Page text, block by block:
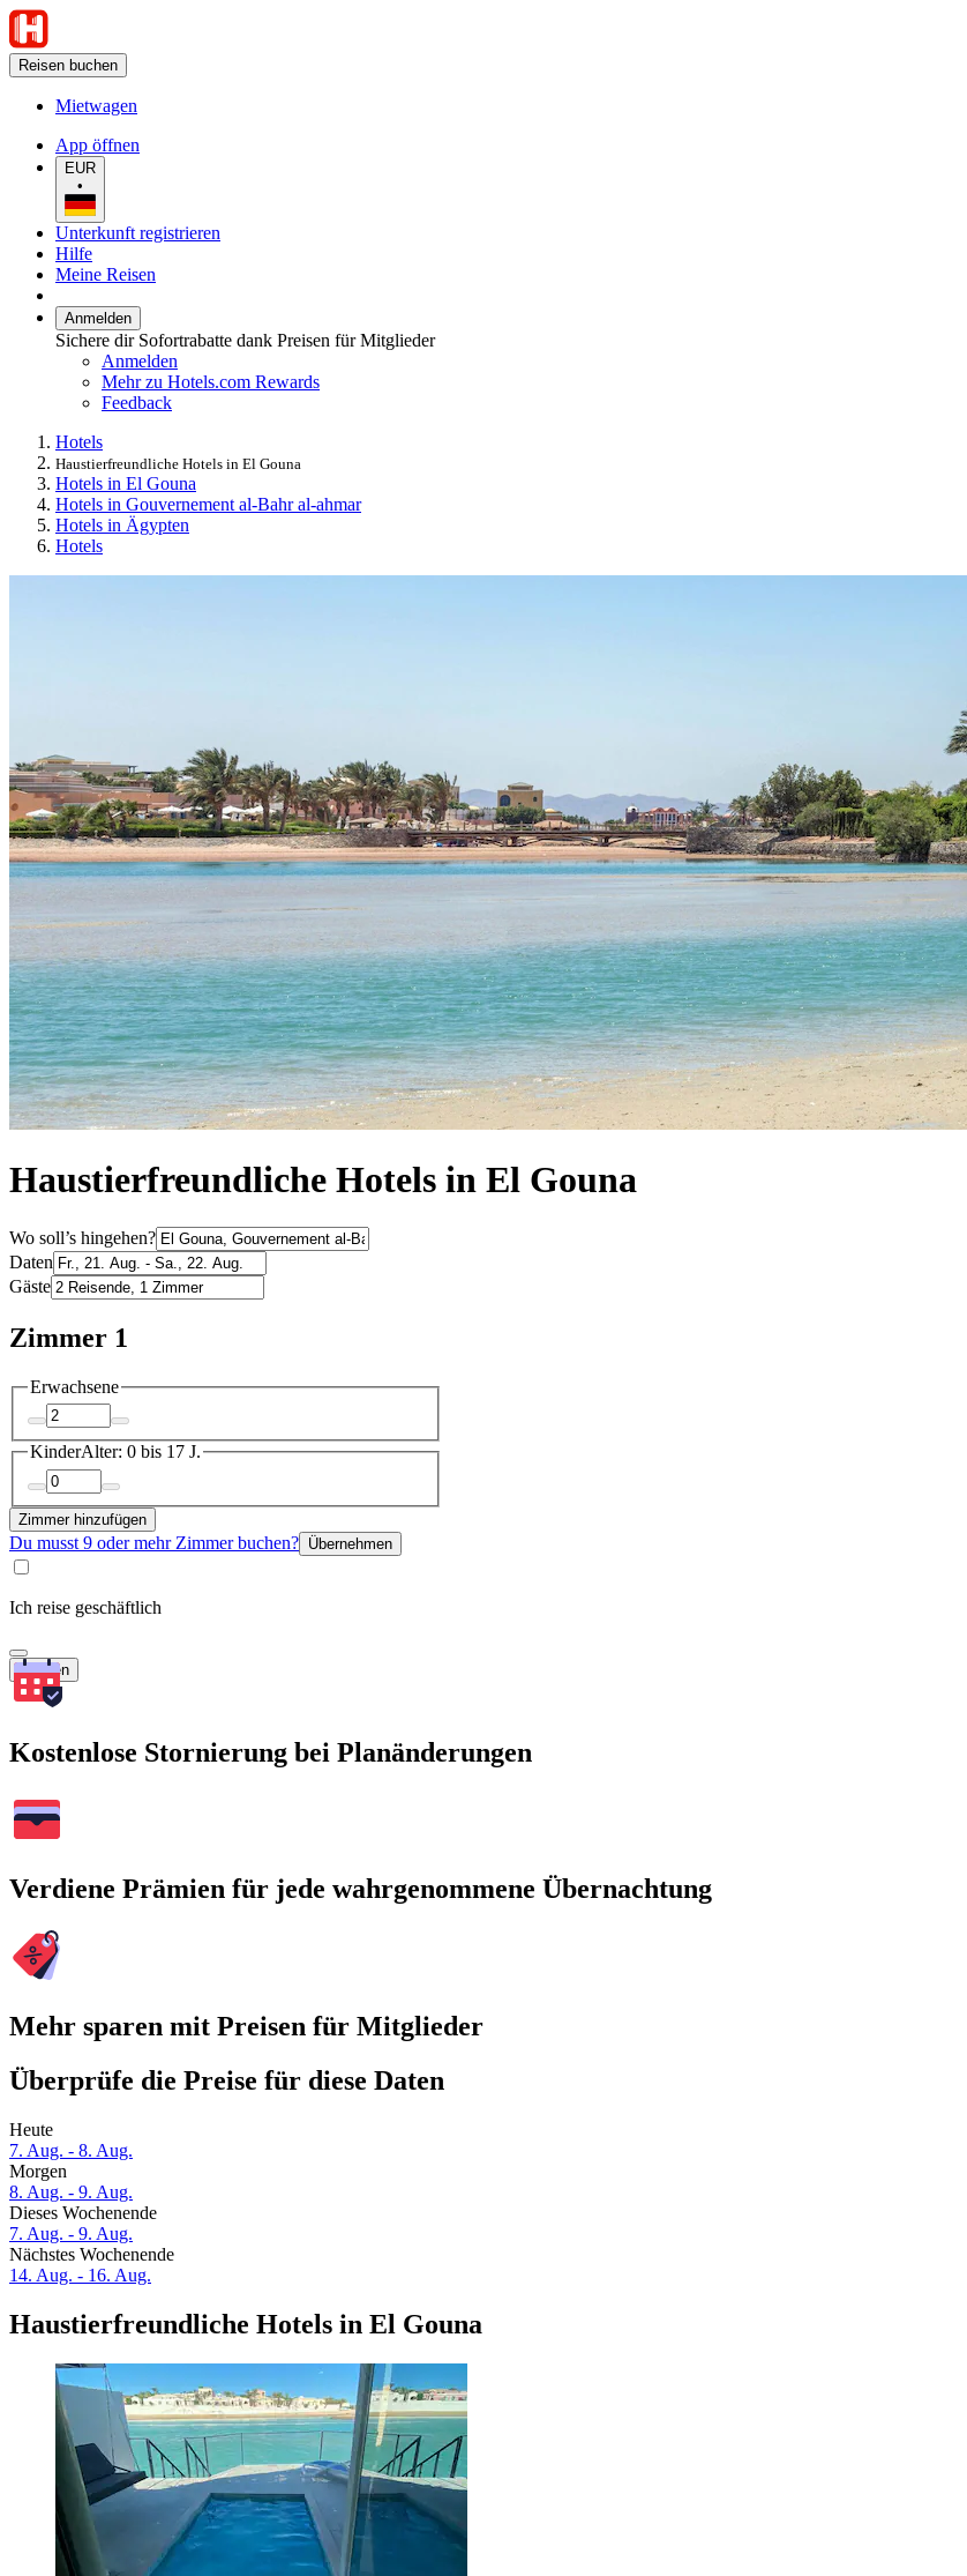
Reisen buchen
Mietwagen
App öffnen
EUR
•
Unterkunft registrieren
Hilfe
Meine Reisen
Anmelden
Sichere dir Sofortrabatte dank Preisen für Mitglieder
Anmelden
Mehr zu Hotels.com Rewards
Feedback
Hotels
Haustierfreundliche Hotels in El Gouna
Hotels in El Gouna
Hotels in Gouvernement al-Bahr al-ahmar
Hotels in Ägypten
Hotels
Haustierfreundliche Hotels in El Gouna
Wo soll’s hingehen?
Daten
Gäste
Zimmer 1
Erwachsene
KinderAlter: 0 bis 17 J.
Zimmer hinzufügen
Du musst 9 oder mehr Zimmer buchen? Übernehmen
Ich reise geschäftlich
Suchen
Kostenlose Stornierung bei Planänderungen
Verdiene Prämien für jede wahrgenommene Übernachtung
Mehr sparen mit Preisen für Mitglieder
Überprüfe die Preise für diese Daten
Heute
7. Aug. - 8. Aug.
Morgen
8. Aug. - 9. Aug.
Dieses Wochenende
7. Aug. - 9. Aug.
Nächstes Wochenende
14. Aug. - 16. Aug.
Haustierfreundliche Hotels in El Gouna